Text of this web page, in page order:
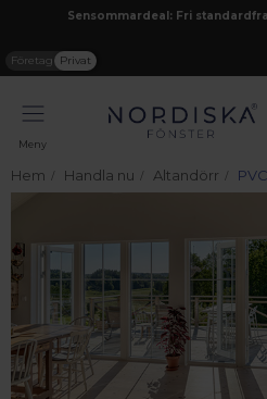
Sensommardeal: Fri
Företag Privat
Meny
Hem Handla nu Altandörr PVC